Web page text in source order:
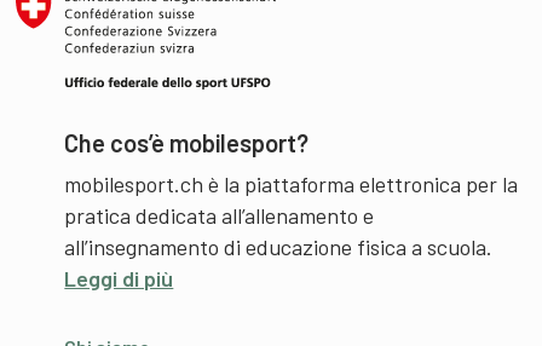
Che cos’è mobilesport?
mobilesport.ch è la piattaforma elettronica per la
pratica dedicata all’allenamento e
all’insegnamento di educazione fisica a scuola.
Leggi di più